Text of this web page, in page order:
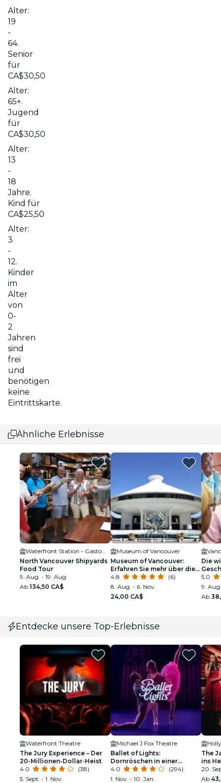
Alter:
19
-
64.
Senior
für
CA$30,50
Alter:
65+.
Jugend
für
CA$30,50
Alter:
13
-
18
Jahre.
Kind für
CA$25,50
Alter:
3
-
12.
Kinder
im
Alter
von
0-
2
Jahren
sind
frei
und
benötigen
keine
Eintrittskarte.
Ähnliche Erlebnisse
North Vancouver Shipyards
Food Tour
9. Aug. - 19. Aug.
Ab 134,50 CA$
Museum of Vancouver
Museum of Vancouver:
Erfahren Sie mehr über die
Geschichte Vancouvers
4.8
(6)
8. Aug. - 6. Nov.
24,00 CA$
Die
5.0
9.
Ab
Entdecke unsere Top-Erlebnisse
Waterfront Theatre
The Jury Experience – Der
20-Millionen-Dollar-Heist
4.0
(38)
5. Sept. - 1. Nov.
Michael J Fox Theatre
Ballet of Lights:
Dornröschen in einer
funkelnden Show
4.0
(294)
1. Nov. - 10. Jan.
The
ins
20.
Ab